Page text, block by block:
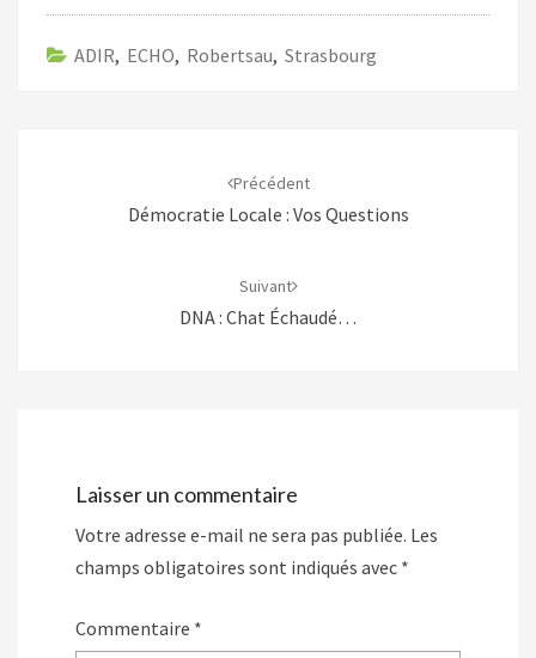
ADIR, ECHO, Robertsau, Strasbourg
Précédent
Démocratie Locale : Vos Questions
Suivant
DNA : Chat Échaudé…
Laisser un commentaire
Votre adresse e-mail ne sera pas publiée. Les
champs obligatoires sont indiqués avec *
Commentaire *